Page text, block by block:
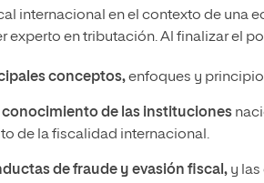
internacional en el contexto de una
experto en tributación. Al finalizar el
conceptos,enfoques y
conocimiento de las instituciones
de la fiscalidad internacional.
de fraude y evasión fiscal, y